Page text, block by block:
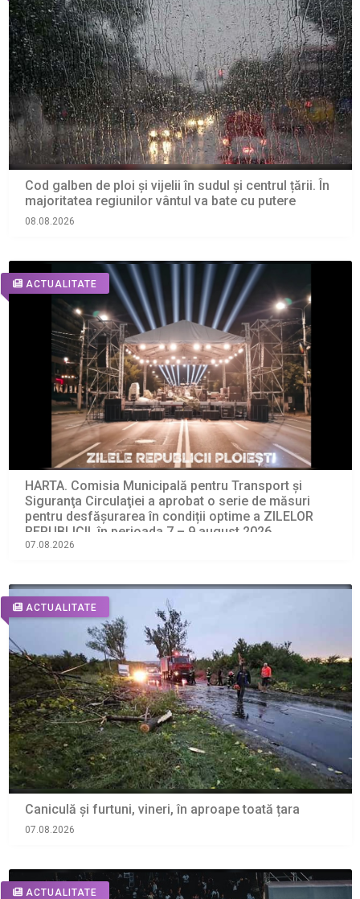
Cod galben de ploi și vijelii în sudul și centrul țării. În
majoritatea regiunilor vântul va bate cu putere
08.08.2026
ACTUALITATE
HARTA. Comisia Municipală pentru Transport şi
Siguranţa Circulaţiei a aprobat o serie de măsuri
pentru desfășurarea în condiții optime a ZILELOR
REPUBLICII, în perioada 7 – 9 august 2026
07.08.2026
ACTUALITATE
Caniculă și furtuni, vineri, în aproape toată țara
07.08.2026
ACTUALITATE